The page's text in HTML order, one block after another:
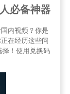
必备神器
内视频？你是
在经历这些问
！使用兑换码